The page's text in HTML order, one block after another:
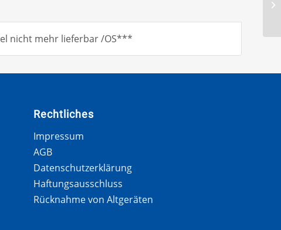
nicht mehr lieferbar /OS***
Rechtliches
Impressum
AGB
Datenschutzerklärung
Haftungsausschluss
Rücknahme von Altgeräten